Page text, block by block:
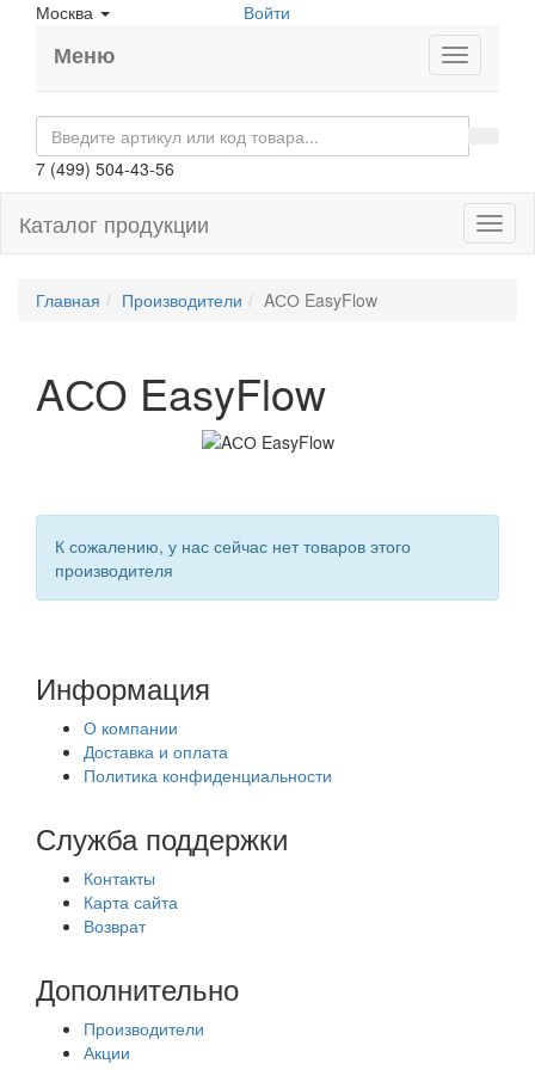
Москва Войти
Меню
7 (499) 504-43-56
Каталог продукции
Главная Производители AСО EasyFlow
AСО EasyFlow
К сожалению, у нас сейчас нет товаров этого
производителя
Информация
О компании
Доставка и оплата
Политика конфиденциальности
Служба поддержки
Контакты
Карта сайта
Возврат
Дополнительно
Производители
Акции